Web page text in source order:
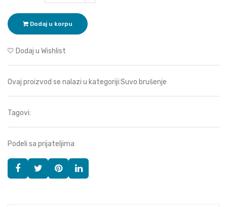
Dodaj u korpu
Dodaj u Wishlist
Ovaj proizvod se nalazi u kategoriji:Suvo brušenje
Tagovi:
Podeli sa prijateljima